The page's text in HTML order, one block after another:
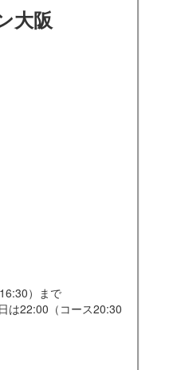
大阪
）まで
は22:00（コース20:30